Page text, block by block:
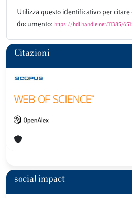
Utilizza questo identificativo per
documento: https://hdl.handle.net/11385/
Citazioni
social impact